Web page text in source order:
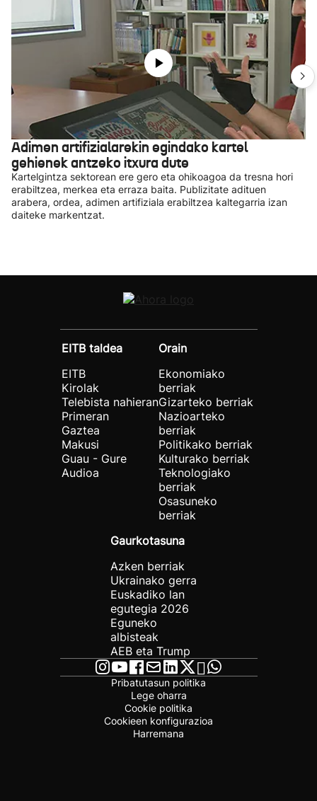
Adimen artifizialarekin egindako kartel
gehienek antzeko itxura dute
Kartelgintza sektorean ere gero eta ohikoagoa da tresna hori
erabiltzea, merkea eta erraza baita. Publizitate adituen
arabera, ordea, adimen artifiziala erabiltzea kaltegarria izan
daiteke markentzat.
EITB taldea
EITB
Kirolak
Telebista nahieran
Primeran
Gaztea
Makusi
Guau - Gure
Audioa
Orain
Ekonomiako
berriak
Gizarteko berriak
Nazioarteko
berriak
Politikako berriak
Kulturako berriak
Teknologiako
berriak
Osasuneko
berriak
Gaurkotasuna
Azken berriak
Ukrainako gerra
Euskadiko lan
egutegia 2026
Eguneko
albisteak
AEB eta Trump
Pribatutasun politika
Lege oharra
Cookie politika
Cookieen konfigurazioa
Harremana